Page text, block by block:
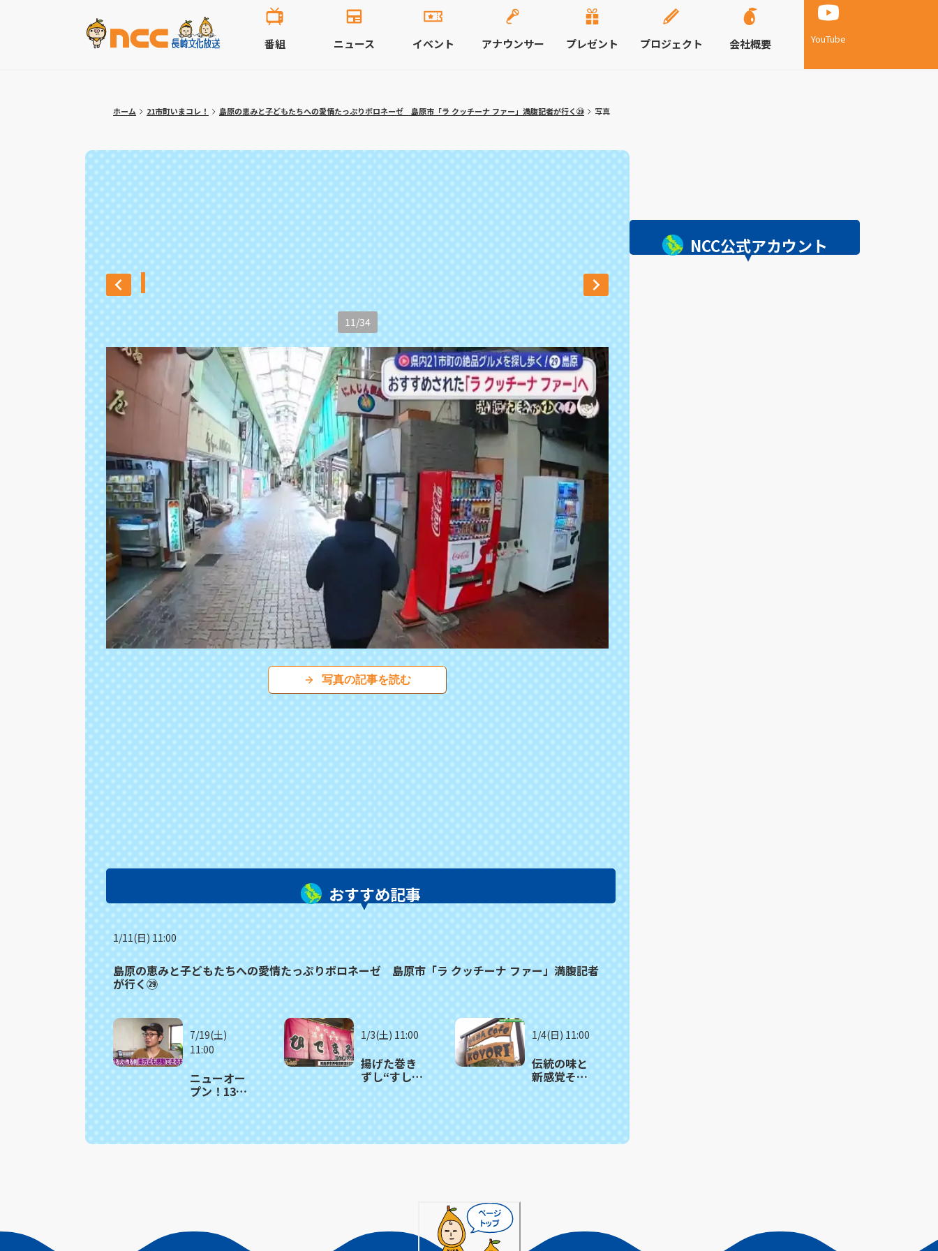
YouTube
番組 ニュース イベント アナウンサー プレゼント プロジェクト 会社概要
ホーム 21市町いまコレ！ 島原の恵みと子どもたちへの愛情たっぷりボロネーゼ 島原市「ラ クッチーナ ファー」満腹記者が行く㉙ 写真
11 /34
写真の記事を読む
おすすめ記事
1/11(日) 11:00
島原の恵みと子どもたちへの愛情たっぷりボロネーゼ 島原市「ラ クッチーナ ファー」満腹記者
が行く㉙
7/19(土)
11:00
ニューオー
プン！13種
原市「チャ
1/3(土) 11:00
揚げた巻き
ずし“すし
1/4(日) 11:00
伝統の味と
新感覚そう
んカフェ
NCC公式アカウント